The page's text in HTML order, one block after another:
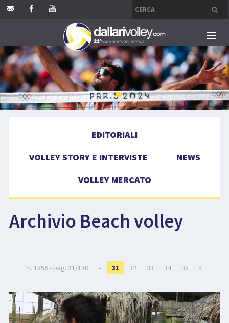
HOME
EDITORIALI
VOLLEY MERCATO
COMPETIZIONI
EVENTI
EDITORIALI
VOLLEY STORY E INTERVISTE
NEWS
VOLLEY MERCATO
Archivio Beach volley
n. 1556 - pag. 31/130 « 31 32 33 34 35 »